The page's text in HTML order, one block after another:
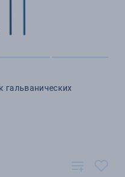
гальванических